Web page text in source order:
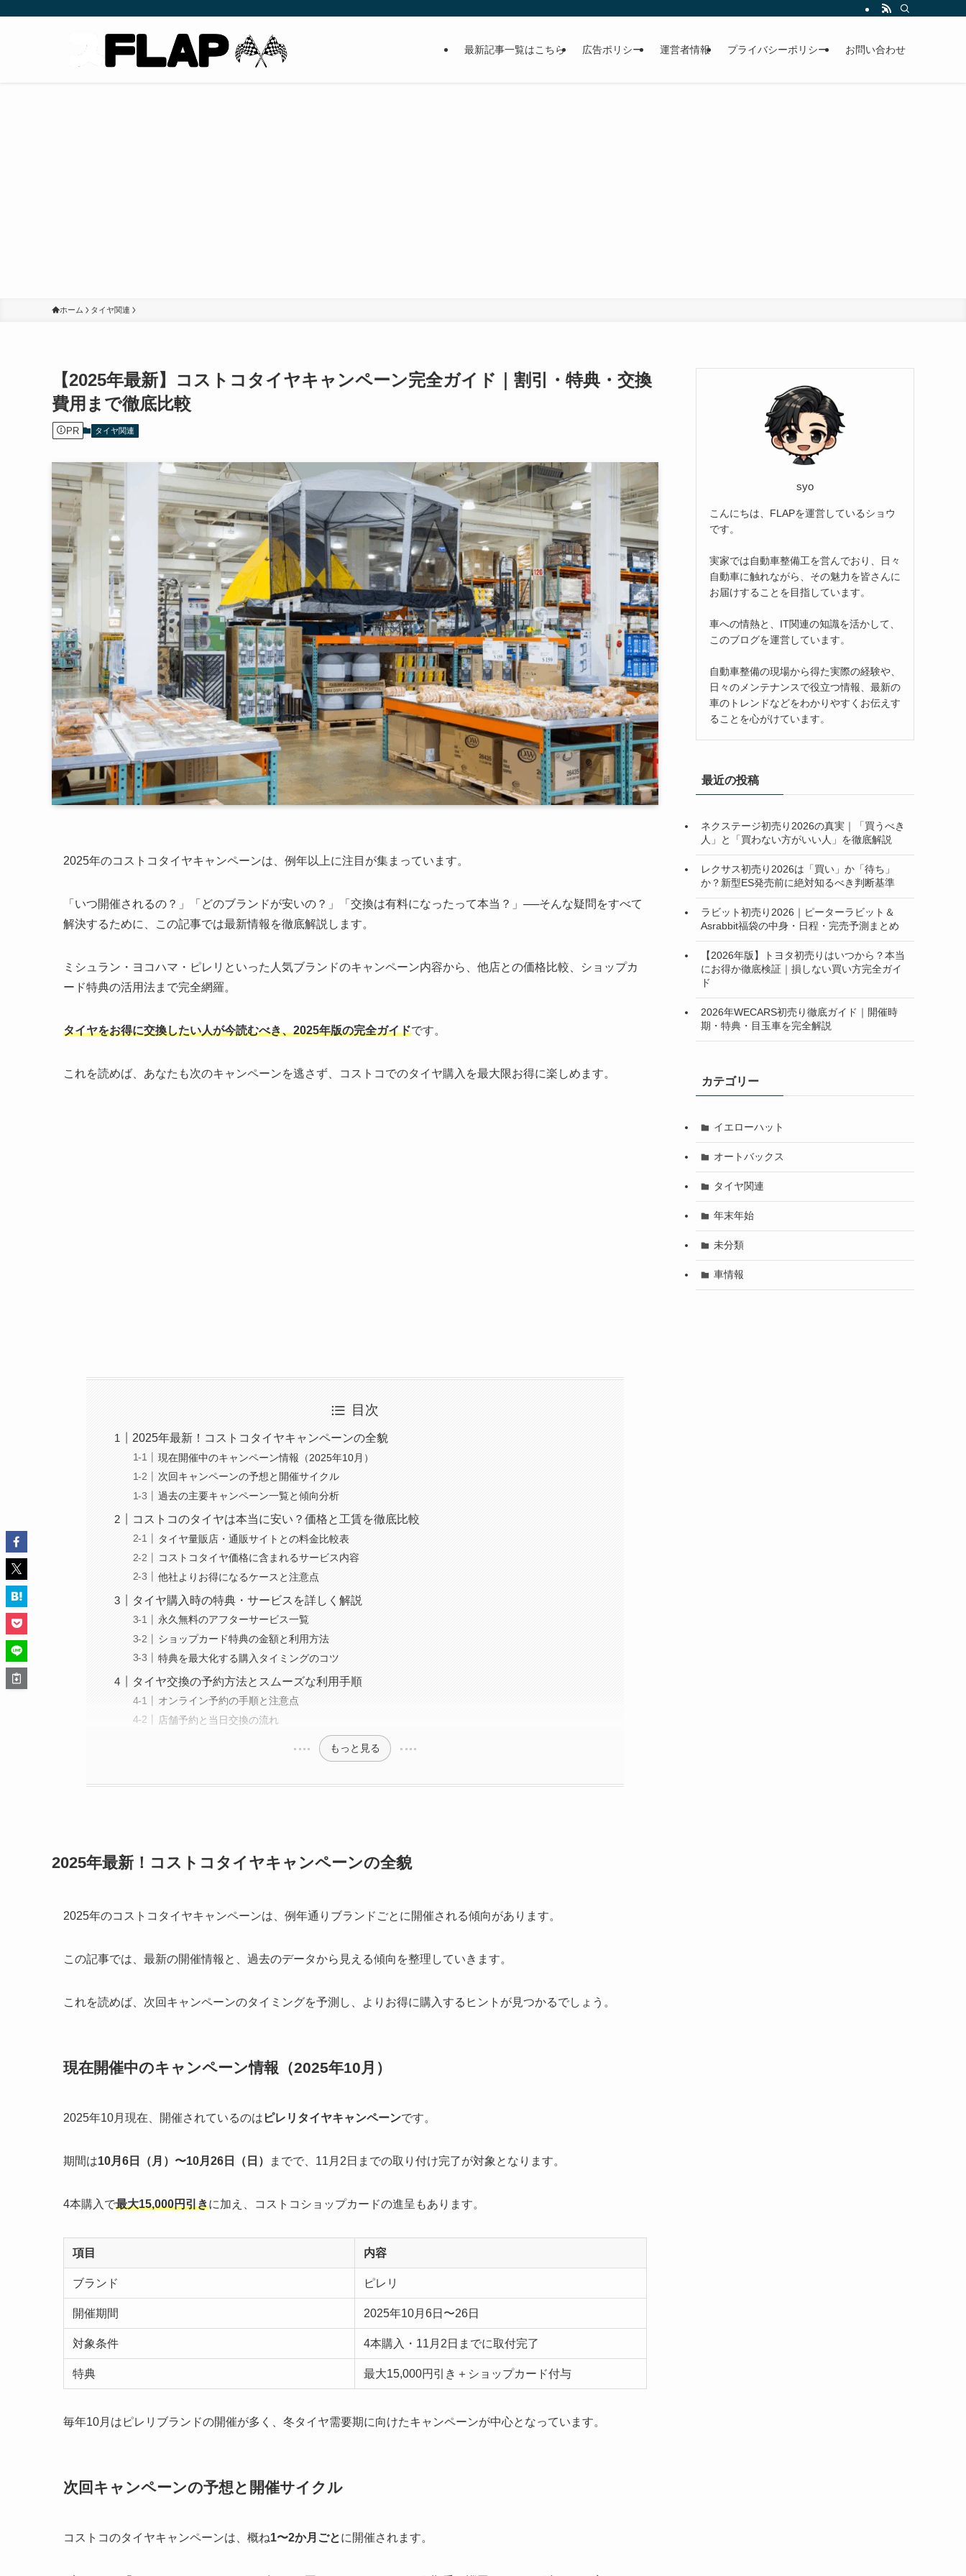
最新記事一覧はこちら 広告ポリシー 運営者情報 プライバシーポリシー お問い合わせ
ホーム タイヤ関連
【2025年最新】コストコタイヤキャンペーン完全ガイド｜割引・特典・交換
費用まで徹底比較
PR タイヤ関連
2025年のコストコタイヤキャンペーンは、例年以上に注目が集まっています。
「いつ開催されるの？」「どのブランドが安いの？」「交換は有料になったって本当？」──そんな疑問をすべて
解決するために、この記事では最新情報を徹底解説します。
ミシュラン・ヨコハマ・ピレリといった人気ブランドのキャンペーン内容から、他店との価格比較、ショップカ
ード特典の活用法まで完全網羅。
タイヤをお得に交換したい人が今読むべき、2025年版の完全ガイドです。
これを読めば、あなたも次のキャンペーンを逃さず、コストコでのタイヤ購入を最大限お得に楽しめます。
目次
2025年最新！コストコタイヤキャンペーンの全貌
現在開催中のキャンペーン情報（2025年10月）
次回キャンペーンの予想と開催サイクル
過去の主要キャンペーン一覧と傾向分析
コストコのタイヤは本当に安い？価格と工賃を徹底比較
タイヤ量販店・通販サイトとの料金比較表
コストコタイヤ価格に含まれるサービス内容
他社よりお得になるケースと注意点
タイヤ購入時の特典・サービスを詳しく解説
永久無料のアフターサービス一覧
ショップカード特典の金額と利用方法
特典を最大化する購入タイミングのコツ
タイヤ交換の予約方法とスムーズな利用手順
オンライン予約の手順と注意点
店舗予約と当日交換の流れ
もっと見る
2025年最新！コストコタイヤキャンペーンの全貌
2025年のコストコタイヤキャンペーンは、例年通りブランドごとに開催される傾向があります。
この記事では、最新の開催情報と、過去のデータから見える傾向を整理していきます。
これを読めば、次回キャンペーンのタイミングを予測し、よりお得に購入するヒントが見つかるでしょう。
現在開催中のキャンペーン情報（2025年10月）
2025年10月現在、開催されているのは ピレリタイヤキャンペーンです。
期間は10月6日（月）〜10月26日（日） までで、11月2日までの取り付け完了が対象となります。
4本購入で最大15,000円引きに加え、コストコショップカードの進呈もあります。
項目 内容
ブランド ピレリ
開催期間 2025年10月6日〜26日
対象条件 4本購入・11月2日までに取付完了
特典 最大15,000円引き＋ショップカード付与
毎年10月はピレリブランドの開催が多く、冬タイヤ需要期に向けたキャンペーンが中心となっています。
次回キャンペーンの予想と開催サイクル
コストコのタイヤキャンペーンは、概ね1〜2か月ごとに開催されます。
syo
こんにちは、FLAPを運営しているショウ
です。
実家では自動車整備工を営んでおり、日々
自動車に触れながら、その魅力を皆さんに
お届けすることを目指しています。
車への情熱と、IT関連の知識を活かして、
このブログを運営しています。
自動車整備の現場から得た実際の経験や、
日々のメンテナンスで役立つ情報、最新の
車のトレンドなどをわかりやすくお伝えす
ることを心がけています。
最近の投稿
ネクステージ初売り2026の真実｜「買うべき
人」と「買わない方がいい人」を徹底解説
レクサス初売り2026は「買い」か「待ち」
か？新型ES発売前に絶対知るべき判断基準
ラビット初売り2026｜ピーターラビット＆
Asrabbit福袋の中身・日程・完売予測まとめ
【2026年版】トヨタ初売りはいつから？本当
にお得か徹底検証｜損しない買い方完全ガイ
ド
2026年WECARS初売り徹底ガイド｜開催時
期・特典・目玉車を完全解説
カテゴリー
イエローハット
オートバックス
タイヤ関連
年末年始
未分類
車情報